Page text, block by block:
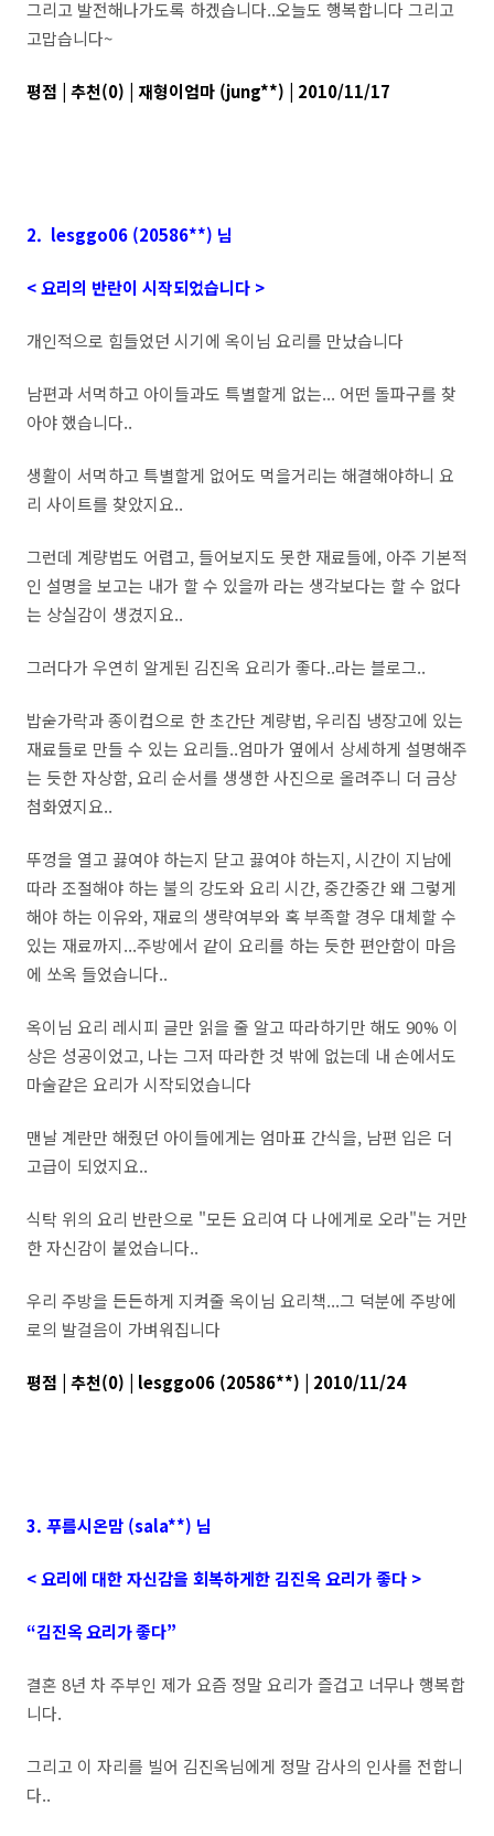
그리고 발전해나가도록 하겠습니다..오늘도 행복합니다 그리고
고맙습니다~
평점 | 추천(0) | 재형이엄마 (jung**) | 2010/11/17
2. lesggo06 (20586**) 님
< 요리의 반란이 시작되었습니다 >
개인적으로 힘들었던 시기에 옥이님 요리를 만났습니다
남편과 서먹하고 아이들과도 특별할게 없는... 어떤 돌파구를 찾
아야 했습니다..
생활이 서먹하고 특별할게 없어도 먹을거리는 해결해야하니 요
리 사이트를 찾았지요..
그런데 계량법도 어렵고, 들어보지도 못한 재료들에, 아주 기본적
인 설명을 보고는 내가 할 수 있을까 라는 생각보다는 할 수 없다
는 상실감이 생겼지요..
그러다가 우연히 알게된 김진옥 요리가 좋다..라는 블로그..
밥숟가락과 종이컵으로 한 초간단 계량법, 우리집 냉장고에 있는
재료들로 만들 수 있는 요리들..엄마가 옆에서 상세하게 설명해주
는 듯한 자상함, 요리 순서를 생생한 사진으로 올려주니 더 금상
첨화였지요..
뚜껑을 열고 끓여야 하는지 닫고 끓여야 하는지, 시간이 지남에
따라 조절해야 하는 불의 강도와 요리 시간, 중간중간 왜 그렇게
해야 하는 이유와, 재료의 생략여부와 혹 부족할 경우 대체할 수
있는 재료까지...주방에서 같이 요리를 하는 듯한 편안함이 마음
에 쏘옥 들었습니다..
옥이님 요리 레시피 글만 읽을 줄 알고 따라하기만 해도 90% 이
상은 성공이었고, 나는 그저 따라한 것 밖에 없는데 내 손에서도
마술같은 요리가 시작되었습니다
맨날 계란만 해줬던 아이들에게는 엄마표 간식을, 남편 입은 더
고급이 되었지요..
식탁 위의 요리 반란으로 "모든 요리여 다 나에게로 오라"는 거만
한 자신감이 붙었습니다..
우리 주방을 든든하게 지켜줄 옥이님 요리책...그 덕분에 주방에
로의 발걸음이 가벼워집니다
평점 | 추천(0) | lesggo06 (20586**) | 2010/11/24
3. 푸름시온맘 (sala**) 님
< 요리에 대한 자신감을 회복하게한 김진옥 요리가 좋다 >
“김진옥 요리가 좋다”
결혼 8년 차 주부인 제가 요즘 정말 요리가 즐겁고 너무나 행복합
니다.
그리고 이 자리를 빌어 김진옥님에게 정말 감사의 인사를 전합니
다..